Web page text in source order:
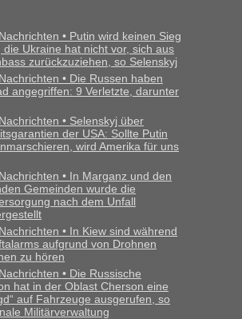
• Putin wird keinen Sieg
die Ukraine hat nicht vor, sich aus
zurückzuziehen, so Selenskyj
• Die Russen haben
angegriffen: 9 Verletzte, darunter
• Selenskyj über
der USA: Sollte Putin
wird Amerika für uns
• In Marganz und den
Gemeinden wurde die
nach dem Unfall
• In Kiew sind während
aufgrund von Drohnen
zu hören
• Die Russische
hat in der Oblast Cherson eine
auf Fahrzeuge ausgerufen, so
Militärverwaltung